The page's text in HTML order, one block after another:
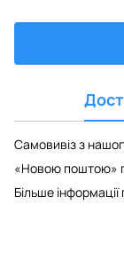
Самовивіз з
«Новою поштою»
Більше